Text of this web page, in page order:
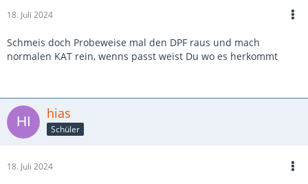
18. Juli 2024
Schmeis doch Probeweise mal den DPF raus und mach
normalen KAT rein, wenns passt weist Du wo es herkommt
hias
Schüler
18. Juli 2024